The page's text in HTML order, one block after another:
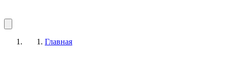
Главная